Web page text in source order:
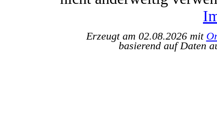
Erzeugt am 02.08.2026 mit
basierend auf Daten